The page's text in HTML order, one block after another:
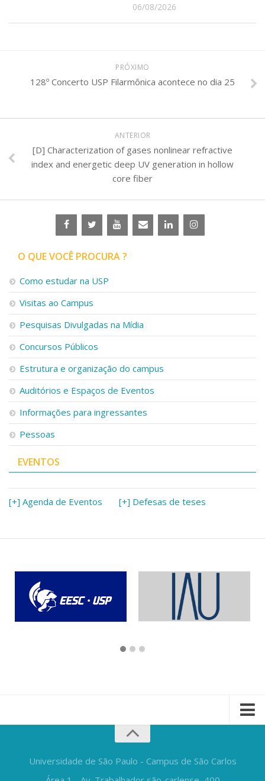
06/08/2026
PRÓXIMO
128º Concerto USP Filarmônica acontece no dia 25
ANTERIOR
[D] Characterization of gases nonlinear refractive
index and energetic deep UV generation in hollow
core fiber
O QUE VOCÊ PROCURA ?
Como estudar na USP
Visitas ao Campus
Pesquisas Divulgadas na Mídia
Concursos Públicos
Estrutura e organização do campus
Auditórios e Espaços de Eventos
Informações para ingressantes
Pessoas
EVENTOS
[+] Agenda de Eventos [+] Defesas de teses
Universidade de São Paulo - Campus de São Carlos